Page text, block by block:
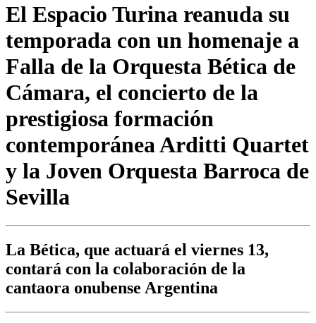
El Espacio Turina reanuda su
temporada con un homenaje a
Falla de la Orquesta Bética de
Cámara, el concierto de la
prestigiosa formación
contemporánea Arditti Quartet
y la Joven Orquesta Barroca de
Sevilla
La Bética, que actuará el viernes 13,
contará con la colaboración de la
cantaora onubense Argentina